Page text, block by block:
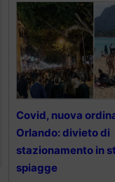
Covid, nuova
Orlando: divieto di
stazionamento in
spiagge